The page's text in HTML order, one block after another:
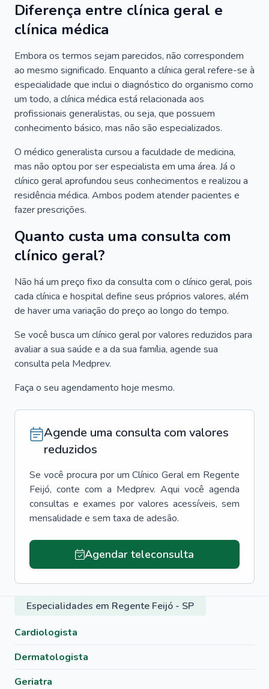
Diferença entre clínica geral e
clínica médica
Embora os termos sejam parecidos, não correspondem
ao mesmo significado. Enquanto a clínica geral refere-se à
especialidade que inclui o diagnóstico do organismo como
um todo, a clínica médica está relacionada aos
profissionais generalistas, ou seja, que possuem
conhecimento básico, mas não são especializados.
O médico generalista cursou a faculdade de medicina,
mas não optou por ser especialista em uma área. Já o
clínico geral aprofundou seus conhecimentos e realizou a
residência médica. Ambos podem atender pacientes e
fazer prescrições.
Quanto custa uma consulta com
clínico geral?
Não há um preço fixo da consulta com o clínico geral, pois
cada clínica e hospital define seus próprios valores, além
de haver uma variação do preço ao longo do tempo.
Se você busca um clínico geral por valores reduzidos para
avaliar a sua saúde e a da sua família, agende sua
consulta pela Medprev.
Faça o seu agendamento hoje mesmo.
Agende uma consulta com valores
reduzidos
Se você procura por um Clínico Geral em Regente
Feijó, conte com a Medprev. Aqui você agenda
consultas e exames por valores acessíveis, sem
mensalidade e sem taxa de adesão.
Agendar teleconsulta
Especialidades em Regente Feijó - SP
Cardiologista
Dermatologista
Geriatra